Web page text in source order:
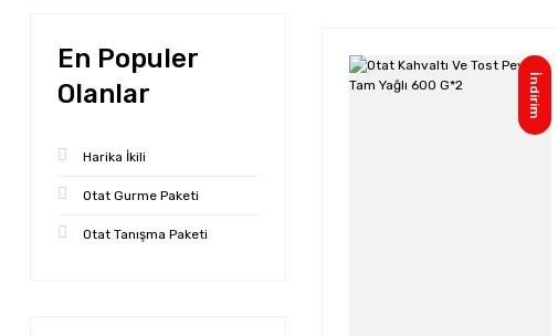
En Populer
Olanlar
Harika İkili
Otat Gurme Paketi
Otat Tanışma Paketi
İndirim